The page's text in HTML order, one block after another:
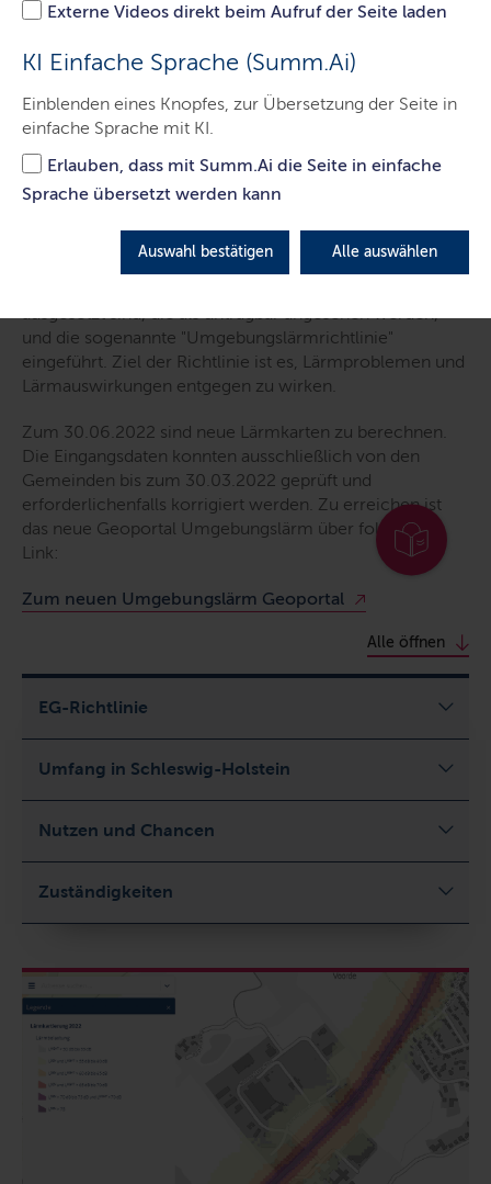
Externe Videos direkt beim Aufruf der Seite laden
KI Einfache Sprache (Summ.Ai)
Einblenden eines Knopfes, zur Übersetzung der Seite in
einfache Sprache mit KI.
Erlauben, dass mit Summ.Ai die Seite in einfache
Sprache übersetzt werden kann
Auswahl bestätigen Alle auswählen
LETZTE AKTUALISIERUNG: 06.12.2022
In Deutschland sind aktuell über 8,5 Millionen Menschen
von Straßenverkehrslärm und über 6,5 Millionen
Menschen von Schienenverkehrslärm belastet, nicht zu
vergessen sind über 800.000 von Fluglärm belastete
Bereits 1996 hat die EU-Kommission festgestellt, dass in
Westeuropa über 20 Prozent der Bevölkerung, d. h.
ausgesetzt sind, die als untragbar angesehen werden,
und die sogenannte "Umgebungslärmrichtlinie"
eingeführt. Ziel der Richtlinie ist es, Lärmproblemen und
Lärmauswirkungen entgegen zu wirken.
Zum 30.06.2022 sind neue Lärmkarten zu berechnen.
Die Eingangsdaten konnten ausschließlich von den
Gemeinden bis zum 30.03.2022 geprüft und
erforderlichenfalls korrigiert werden. Zu erreichen ist
das neue Geoportal Umgebungslärm über folgenden
Link:
Zum neuen Umgebungslärm Geoportal
Alle öffnen
EG-Richtlinie
Umfang in Schleswig-Holstein
Nutzen und Chancen
Zuständigkeiten